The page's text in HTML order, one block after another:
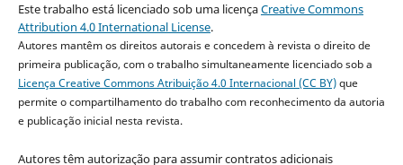
Este trabalho está licenciado sob uma licençaCreative Commons
Attribution 4.0 International License.
Autores mantêm os direitos autorais e concedem à revista o direito de
primeira publicação, com o trabalho simultaneamente licenciado sob a
Licença Creative Commons Atribuição 4.0 Internacional (CC BY)que
permite o compartilhamento do trabalho com reconhecimento da autoria
e publicação inicial nesta revista.
Autores têm autorização para assumir contratos adicionais